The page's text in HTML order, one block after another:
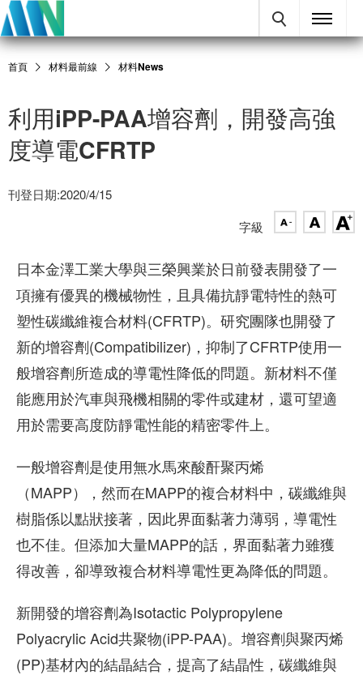
首頁 材料最前線 材料News
利用iPP-PAA增容劑，開發高強
度導電CFRTP
刊登日期:2020/4/15
字級
日本金澤工業大學與三榮興業於日前發表開發了一
項擁有優異的機械物性，且具備抗靜電特性的熱可
塑性碳纖維複合材料(CFRTP)。研究團隊也開發了
新的增容劑(Compatibilizer)，抑制了CFRTP使用一
般增容劑所造成的導電性降低的問題。新材料不僅
能應用於汽車與飛機相關的零件或建材，還可望適
用於需要高度防靜電性能的精密零件上。
一般增容劑是使用無水馬來酸酐聚丙烯
（MAPP），然而在MAPP的複合材料中，碳纖維與
樹脂係以點狀接著，因此界面黏著力薄弱，導電性
也不佳。但添加大量MAPP的話，界面黏著力雖獲
得改善，卻導致複合材料導電性更為降低的問題。
新開發的增容劑為Isotactic Polypropylene
Polyacrylic Acid共聚物(iPP-PAA)。增容劑與聚丙烯
(PP)基材內的結晶結合，提高了結晶性，碳纖維與